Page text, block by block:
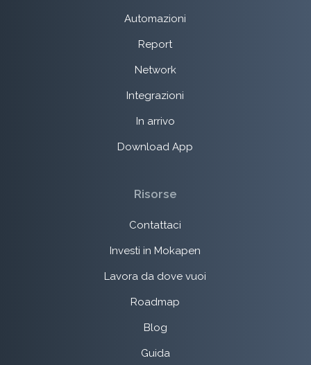
Automazioni
Report
Network
Integrazioni
In arrivo
Download App
Risorse
Contattaci
Investi in Mokapen
Lavora da dove vuoi
Roadmap
Blog
Guida